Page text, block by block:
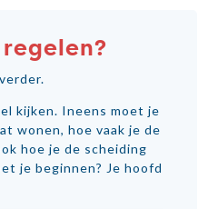
kijken. Ineens moet je
wonen, hoe vaak je de
hoe je de scheiding
je beginnen? Je hoofd